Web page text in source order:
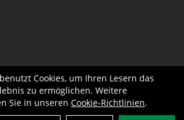
Cookies, um Ihren Lesern das
zu ermöglichen. Weitere
Sie in unseren Cookie-Richtlinien.